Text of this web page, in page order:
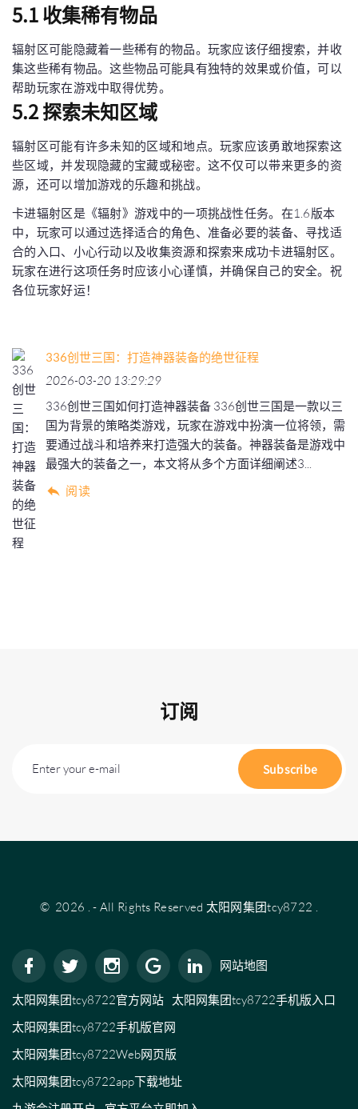
5.1 收集稀有物品
辐射区可能隐藏着一些稀有的物品。玩家应该仔细搜索，并收
集这些稀有物品。这些物品可能具有独特的效果或价值，可以
帮助玩家在游戏中取得优势。
5.2 探索未知区域
辐射区可能有许多未知的区域和地点。玩家应该勇敢地探索这
些区域，并发现隐藏的宝藏或秘密。这不仅可以带来更多的资
源，还可以增加游戏的乐趣和挑战。
卡进辐射区是《辐射》游戏中的一项挑战性任务。在1.6版本
中，玩家可以通过选择适合的角色、准备必要的装备、寻找适
合的入口、小心行动以及收集资源和探索来成功卡进辐射区。
玩家在进行这项任务时应该小心谨慎，并确保自己的安全。祝
各位玩家好运！
336创世三国：打造神器装备的绝世征程
2026-03-20 13:29:29
336创世三国如何打造神器装备 336创世三国是一款以三
国为背景的策略类游戏，玩家在游戏中扮演一位将领，需
要通过战斗和培养来打造强大的装备。神器装备是游戏中
最强大的装备之一，本文将从多个方面详细阐述3...
阅读
订阅
Enter your e-mail Subscribe
© 2026 .- All Rights Reserved 太阳网集团tcy8722 .
网站地图
太阳网集团tcy8722官方网站 太阳网集团tcy8722手机版入口
太阳网集团tcy8722手机版官网
太阳网集团tcy8722Web网页版
太阳网集团tcy8722app下载地址